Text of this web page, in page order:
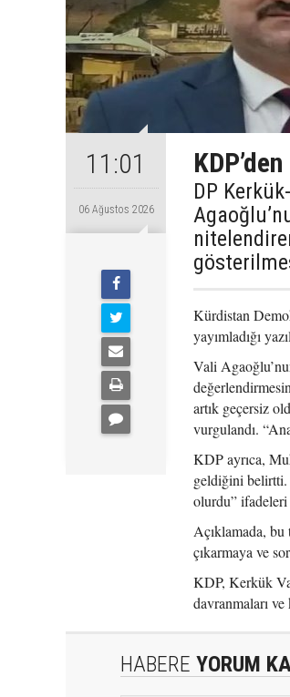
11:01
06 Ağustos 2026
DP
Kürdistan
yayımladığı
Vali
artık geçersiz
vurgulandı.
KDP ayrıca,
geldiğini belirtti.
olurdu” ifadeleri
Açıklamada,
çıkarmaya ve
KDP, Kerkük
davranmaları
HABERE YORUM